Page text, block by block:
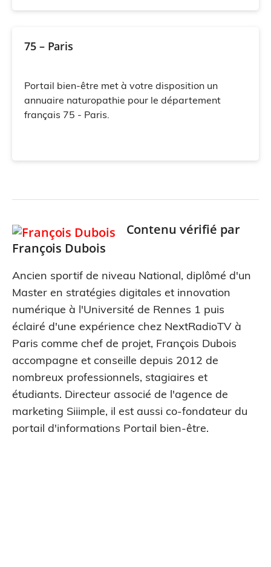
75 – Paris
Portail bien-être met à votre disposition un
annuaire naturopathie pour le département
français 75 - Paris.
Contenu vérifié par
François Dubois
Ancien sportif de niveau National, diplômé d'un
Master en stratégies digitales et innovation
numérique à l'Université de Rennes 1 puis
éclairé d'une expérience chez NextRadioTV à
Paris comme chef de projet, François Dubois
accompagne et conseille depuis 2012 de
nombreux professionnels, stagiaires et
étudiants. Directeur associé de l'agence de
marketing Siiimple, il est aussi co-fondateur du
portail d'informations Portail bien-être.